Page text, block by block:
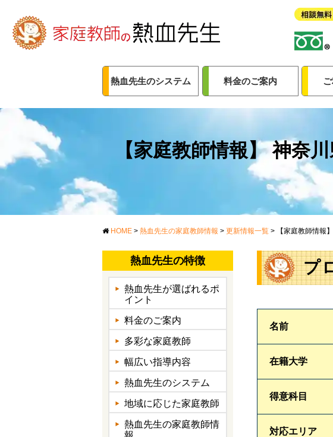
熱血先生のシステム 料金のご案内
【家庭教師情報】 神奈
HOME > 熱血先生の家庭教師情報 > 更新情報一覧 > 【家庭教師情
プ
名前
在籍大学
得意科目
対応エリア
熱血先生の特徴
熱血先生が選ばれるポ
イント
料金のご案内
多彩な家庭教師
幅広い指導内容
熱血先生のシステム
地域に応じた家庭教師
熱血先生の家庭教師情
報